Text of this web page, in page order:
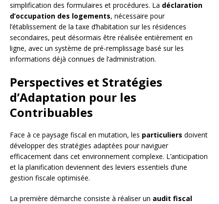
simplification des formulaires et procédures. La déclaration
d’occupation des logements, nécessaire pour
l’établissement de la taxe d’habitation sur les résidences
secondaires, peut désormais être réalisée entièrement en
ligne, avec un système de pré-remplissage basé sur les
informations déjà connues de l’administration.
Perspectives et Stratégies
d’Adaptation pour les
Contribuables
Face à ce paysage fiscal en mutation, les particuliers doivent
développer des stratégies adaptées pour naviguer
efficacement dans cet environnement complexe. L’anticipation
et la planification deviennent des leviers essentiels d’une
gestion fiscale optimisée.
La première démarche consiste à réaliser un audit fiscal